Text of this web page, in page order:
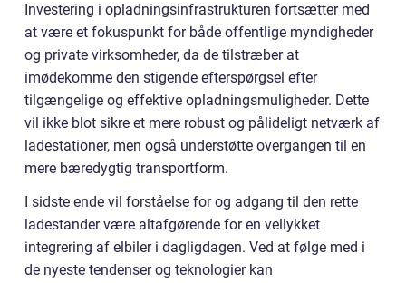
Investering i opladningsinfrastrukturen fortsætter med
at være et fokuspunkt for både offentlige myndigheder
og private virksomheder, da de tilstræber at
imødekomme den stigende efterspørgsel efter
tilgængelige og effektive opladningsmuligheder. Dette
vil ikke blot sikre et mere robust og pålideligt netværk af
ladestationer, men også understøtte overgangen til en
mere bæredygtig transportform.
I sidste ende vil forståelse for og adgang til den rette
ladestander være altafgørende for en vellykket
integrering af elbiler i dagligdagen. Ved at følge med i
de nyeste tendenser og teknologier kan